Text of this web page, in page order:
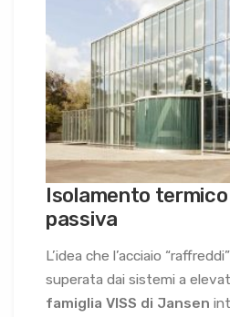
Isolamento
passiva
L’idea che l’acciaio
superata dai sistemi a
famiglia VISS di Jansen